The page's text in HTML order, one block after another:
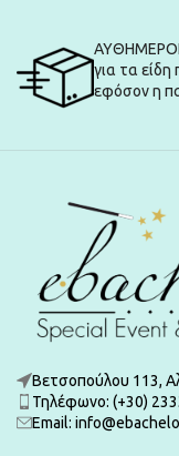
για τα είδη
εφόσον η
Βετσοπούλου 113,
Τηλέφωνο: (+30)
Εmail: